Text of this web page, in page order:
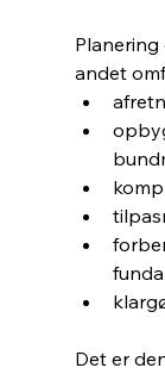
andet
Det er